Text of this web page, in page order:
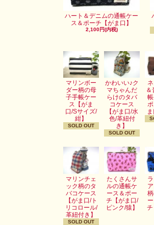
ハート＆デニムの通帳ケー
ス＆ポーチ【がま口】
2,100円(内税)
マリンボー
ダー柄の母
子手帳ケー
ス【がま
口/Sサイズ/
紺】
SOLD OUT
かわいい♪ク
マちゃんだ
らけのタバ
コケース
【がま口/水
色/革紐付
き】
SOLD OUT
＆
マリンチェ
ック柄のタ
バコケース
【がま口/ト
リコロール/
革紐付き】
SOLD OUT
たくさんサ
ルの通帳ケ
ース＆ポー
チ【がま口/
ピンク/猿】
チ